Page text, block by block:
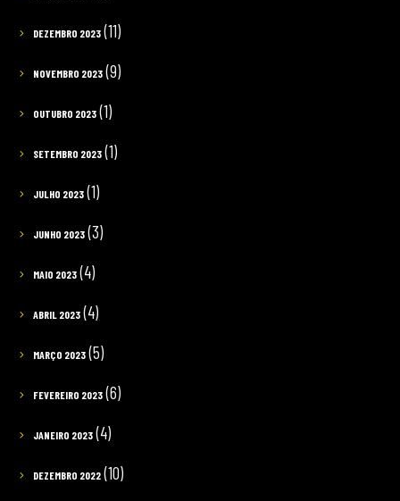
DEZEMBRO 2023(11)
NOVEMBRO 2023(9)
OUTUBRO 2023(1)
SETEMBRO 2023(1)
JULHO 2023(1)
JUNHO 2023(3)
MAIO 2023(4)
ABRIL 2023(4)
MARÇO 2023(5)
FEVEREIRO 2023(6)
JANEIRO 2023(4)
DEZEMBRO 2022(10)